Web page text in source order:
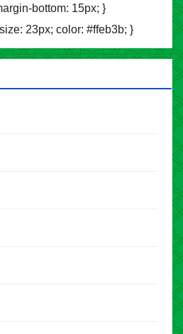
bottom: 15px; }
23px; color: #ffeb3b; }